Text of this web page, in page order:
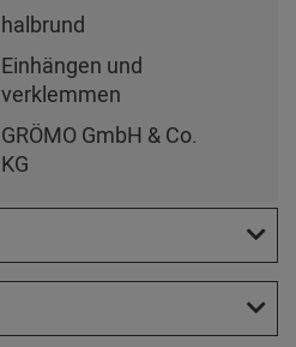
halbrund
Einhängen und
verklemmen
GRÖMO GmbH & Co.
KG